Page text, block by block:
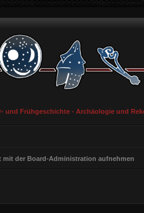
und Frühgeschichte - Archäologie und
mit der Board-Administration aufnehmen